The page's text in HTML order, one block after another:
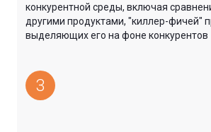
конкурентной среды, включая
другими продуктами, "киллер-фичей"
выделяющих его на фоне конкурентов
3